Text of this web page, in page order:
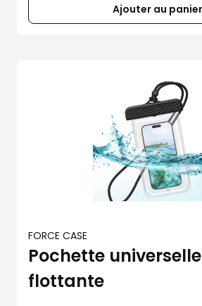
Ajouter au panier
FORCE CASE
Pochette
flottante